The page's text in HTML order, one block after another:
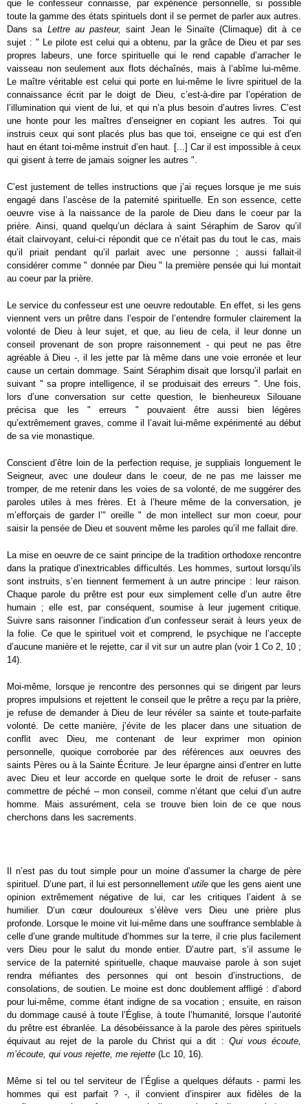
que le confesseur connaisse, par expérience personnelle, si possible
toute la gamme des états spirituels dont il se permet de parler aux autres.
Dans sa Lettre au pasteur,saint Jean le Sinaïte (Climaque) dit à ce
sujet : " Le pilote est celui qui a obtenu, par la grâce de Dieu et par ses
propres labeurs, une force spirituelle qui le rend capable d’arracher le
vaisseau non seulement aux flots déchaînés, mais à l’abîme lui-même.
Le maître véritable est celui qui porte en lui-même le livre spirituel de la
connaissance écrit par le doigt de Dieu, c’est-à-dire par l’opération de
l’illumination qui vient de lui, et qui n’a plus besoin d’autres livres. C’est
une honte pour les maîtres d’enseigner en copiant les autres. Toi qui
instruis ceux qui sont placés plus bas que toi, enseigne ce qui est d’en
haut en étant toi-même instruit d’en haut. [...] Car il est impossible à ceux
qui gisent à terre de jamais soigner les autres ".
C’est justement de telles instructions que j’ai reçues lorsque je me suis
engagé dans l’ascèse de la paternité spirituelle. En son essence, cette
oeuvre vise à la naissance de la parole de Dieu dans le coeur par la
prière. Ainsi, quand quelqu’un déclara à saint Séraphim de Sarov qu’il
était clairvoyant, celui-ci répondit que ce n’était pas du tout le cas, mais
qu’il priait pendant qu’il parlait avec une personne ; aussi fallait-il
considérer comme " donnée par Dieu " la première pensée qui lui montait
au coeur par la prière.
Le service du confesseur est une oeuvre redoutable. En effet, si les gens
viennent vers un prêtre dans l’espoir de l’entendre formuler clairement la
volonté de Dieu à leur sujet, et que, au lieu de cela, il leur donne un
conseil provenant de son propre raisonnement - qui peut ne pas être
agréable à Dieu -, il les jette par là même dans une voie erronée et leur
cause un certain dommage. Saint Séraphim disait que lorsqu’il parlait en
suivant " sa propre intelligence, il se produisait des erreurs ". Une fois,
lors d’une conversation sur cette question, le bienheureux Silouane
précisa que les " erreurs " pouvaient être aussi bien légères
qu’extrêmement graves, comme il l’avait lui-même expérimenté au début
de sa vie monastique.
Conscient d’être loin de la perfection requise, je suppliais longuement le
Seigneur, avec une douleur dans le coeur, de ne pas me laisser me
tromper, de me retenir dans les voies de sa volonté, de me suggérer des
paroles utiles à mes frères. Et à l’heure même de la conversation, je
m’efforçais de garder l’" oreille " de mon intellect sur mon coeur, pour
saisir la pensée de Dieu et souvent même les paroles qu’il me fallait dire.
La mise en oeuvre de ce saint principe de la tradition orthodoxe rencontre
dans la pratique d’inextricables difficultés. Les hommes, surtout lorsqu’ils
sont instruits, s’en tiennent fermement à un autre principe : leur raison.
Chaque parole du prêtre est pour eux simplement celle d’un autre être
humain ; elle est, par conséquent, soumise à leur jugement critique.
Suivre sans raisonner l’indication d’un confesseur serait à leurs yeux de
la folie. Ce que le spirituel voit et comprend, le psychique ne l’accepte
d’aucune manière et le rejette, car il vit sur un autre plan (voir 1 Co 2, 10 ;
14).
Moi-même, lorsque je rencontre des personnes qui se dirigent par leurs
propres impulsions et rejettent le conseil que le prêtre a reçu par la prière,
je refuse de demander à Dieu de leur révéler sa sainte et toute-parfaite
volonté. De cette manière, j’évite de les placer dans une situation de
conflit avec Dieu, me contenant de leur exprimer mon opinion
personnelle, quoique corroborée par des références aux oeuvres des
saints Pères ou à la Sainte Écriture. Je leur épargne ainsi d’entrer en lutte
avec Dieu et leur accorde en quelque sorte le droit de refuser - sans
commettre de péché – mon conseil, comme n’étant que celui d’un autre
homme. Mais assurément, cela se trouve bien loin de ce que nous
cherchons dans les sacrements.
Il n’est pas du tout simple pour un moine d’assumer la charge de père
spirituel. D’une part, il lui est personnellement utileque les gens aient une
opinion extrêmement négative de lui, car les critiques l’aident à se
humilier. D’un cœur douloureux s’élève vers Dieu une prière plus
profonde. Lorsque le moine vit lui-même dans une souffrance semblable à
celle d’une grande multitude d’hommes sur la terre, il crie plus facilement
vers Dieu pour le salut du monde entier. D’autre part, s’il assume le
service de la paternité spirituelle, chaque mauvaise parole à son sujet
rendra méfiantes des personnes qui ont besoin d’instructions, de
consolations, de soutien. Le moine est donc doublement affligé : d’abord
pour lui-même, comme étant indigne de sa vocation ; ensuite, en raison
du dommage causé à toute l’Église, à toute l’humanité, lorsque l’autorité
du prêtre est ébranlée. La désobéissance à la parole des pères spirituels
équivaut au rejet de la parole du Christ qui a dit : Qui vous écoute,
m’écoute, qui vous rejette, me rejette (Lc 10, 16).
Même si tel ou tel serviteur de l’Église a quelques défauts - parmi les
hommes qui est parfait ? -, il convient d’inspirer aux fidèles de la